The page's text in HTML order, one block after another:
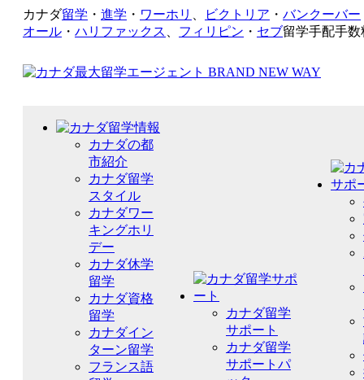
カナダ留学 ・ 進学 ・ ワーホリ ビクトリア ・ バンクーバー
オール ・ ハリファックス フィリピン ・ セブ留学手配手数
カナダの都
市紹介
カナダ留学
スタイル
カナダワー
キングホリ
デー
カナダ休学
留学
カナダ資格
留学
カナダイン
ターン留学
フランス語
カナダ留学
サポート
カナダ留学
サポートパ